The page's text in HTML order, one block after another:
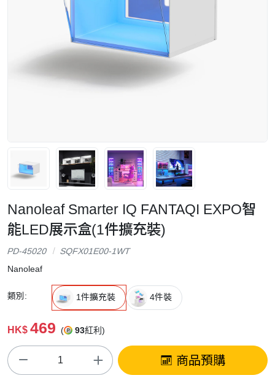
Nanoleaf Smarter IQ FANTAQI EXPO智
能LED展示盒(1件擴充裝)
PD-45020
SQFX01E00-1WT
Nanoleaf
類別: 1件擴充裝 4件裝
HK$ 469 ( 93紅利)
商品預購